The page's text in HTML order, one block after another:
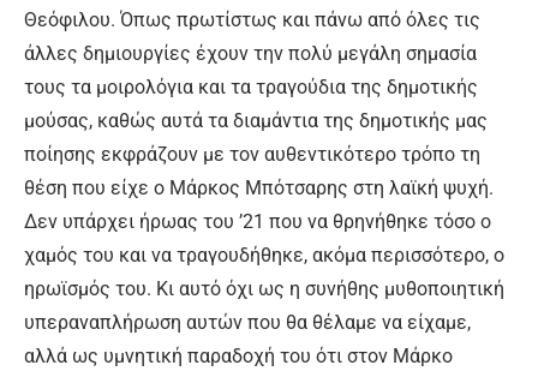
Θεόφιλου. Όπως πρωτίστως και πάνω από όλες τις
άλλες δημιουργίες έχουν την πολύ μεγάλη σημασία
τους τα μοιρολόγια και τα τραγούδια της δημοτικής
μούσας, καθώς αυτά τα διαμάντια της δημοτικής μας
ποίησης εκφράζουν με τον αυθεντικότερο τρόπο τη
θέση που είχε ο Μάρκος Μπότσαρης στη λαϊκή ψυχή.
Δεν υπάρχει ήρωας του ’21 που να θρηνήθηκε τόσο ο
χαμός του και να τραγουδήθηκε, ακόμα περισσότερο, ο
ηρωϊσμός του. Κι αυτό όχι ως η συνήθης μυθοποιητική
υπεραναπλήρωση αυτών που θα θέλαμε να είχαμε,
αλλά ως υμνητική παραδοχή του ότι στον Μάρκο